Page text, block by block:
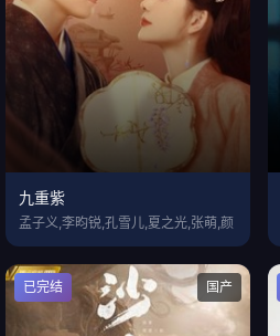
九重紫
孟子义,李昀锐,孔雪儿,夏之光,张萌,颜
国产
已完结